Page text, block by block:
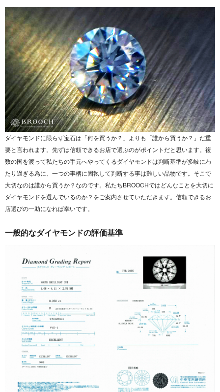
ダイヤモンドに限らず宝石は「何を買うか？」よりも「誰から買うか？」だ重
要と言われます。先ずは信頼できるお店で選ぶのがポイントだと思います。複
数の国を渡って私たちの手元へやってくるダイヤモンドは判断基準が多岐にわ
たり過ぎる為に、一つの事柄に固執して判断する事は難しい品物です。そこで
大切なのは誰から買うか？なのです。私たちBROOCHではどんなことを大切に
ダイヤモンドを選んでいるのか？をご案内させていただきます。信頼できるお
店選びの一助になれば幸いです。
一般的なダイヤモンドの評価基準